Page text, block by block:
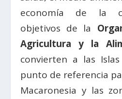
economía de la
objetivos de la
Agricultura y la
convierten a las
punto de referencia
Macaronesia y las